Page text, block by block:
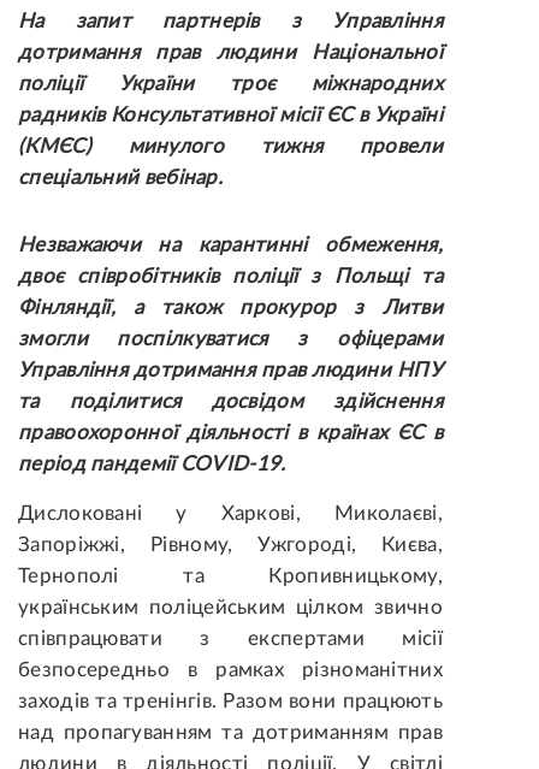
На запит партнерів з Управління
дотримання прав людини Національної
поліції України троє міжнародних
радників Консультативної місії ЄС в Україні
(КМЄС) минулого тижня провели
спеціальний вебінар.
Незважаючи на карантинні обмеження,
двоє співробітників поліції з Польщі та
Фінляндії, а також прокурор з Литви
змогли поспілкуватися з офіцерами
Управління дотримання прав людини НПУ
та поділитися досвідом здійснення
правоохоронної діяльності в країнах ЄС в
період пандемії COVID-19.
Дислоковані у Харкові, Миколаєві,
Запоріжжі, Рівному, Ужгороді, Києва,
Тернополі та Кропивницькому,
українським поліцейським цілком звично
співпрацювати з експертами місії
безпосередньо в рамках різноманітних
заходів та тренінгів. Разом вони працюють
над пропагуванням та дотриманням прав
людини в діяльності поліції. У світлі